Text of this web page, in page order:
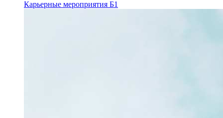
Карьерные мероприятия Б1